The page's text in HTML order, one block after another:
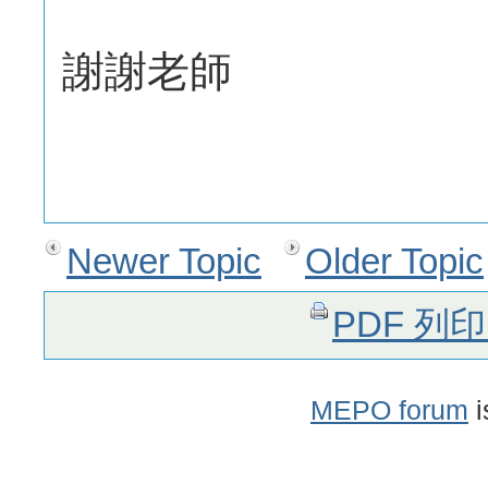
謝謝老師
Newer Topic
Older Topic
PDF 列
MEPO forum